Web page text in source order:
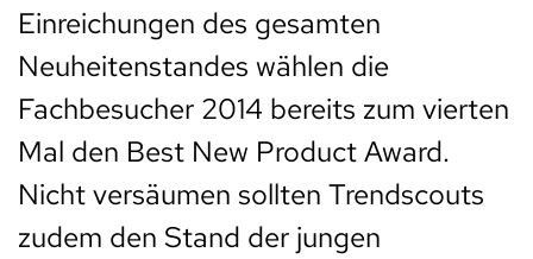
Einreichungen des gesamten
Neuheitenstandes wählen die
Fachbesucher 2014 bereits zum vierten
Mal den Best New Product Award.
Nicht versäumen sollten Trendscouts
zudem den Stand der jungen